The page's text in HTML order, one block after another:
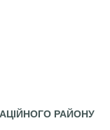
РАЙОНУ